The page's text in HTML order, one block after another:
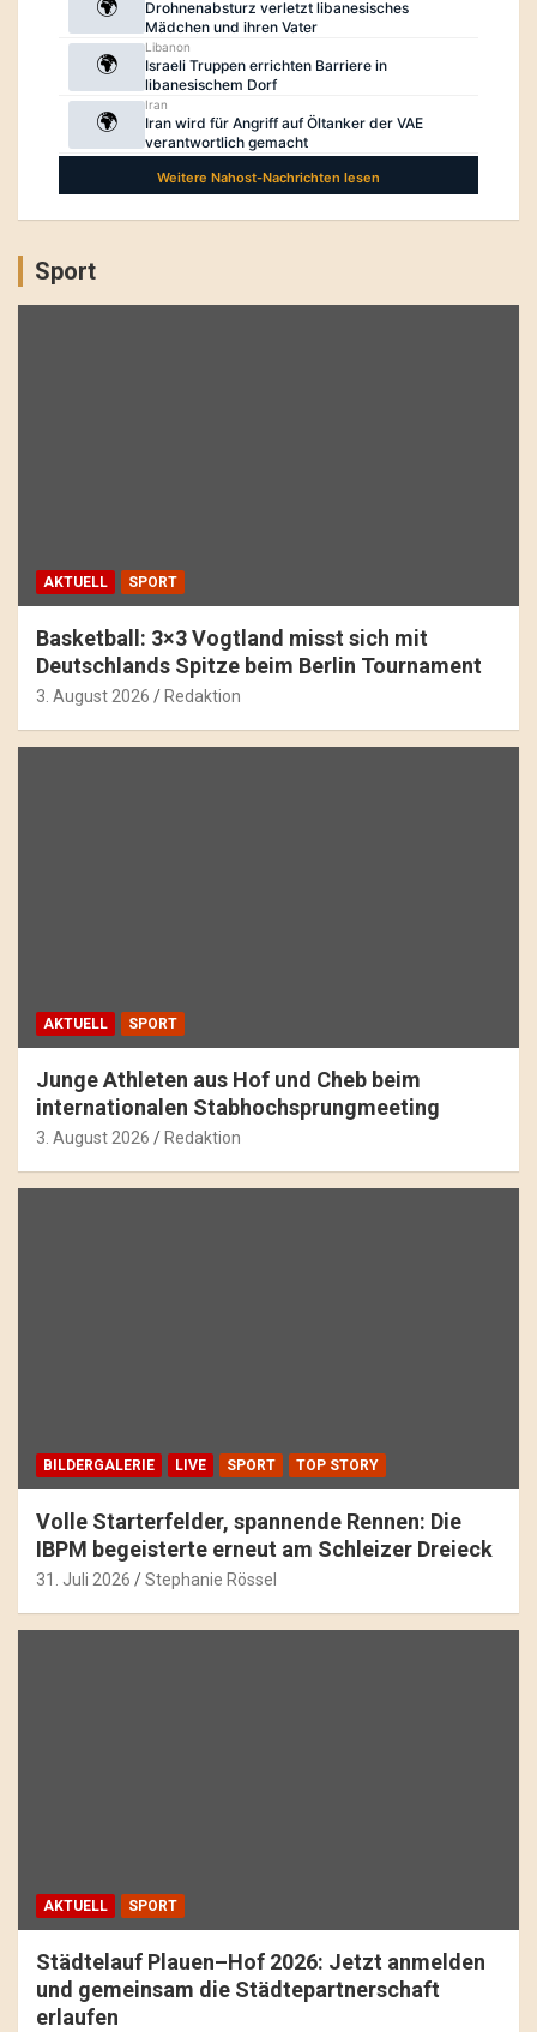
Sport
AKTUELL SPORT
Basketball: 3×3 Vogtland misst sich mit
Deutschlands Spitze beim Berlin Tournament
3. August 2026 Redaktion
AKTUELL SPORT
Junge Athleten aus Hof und Cheb beim
internationalen Stabhochsprungmeeting
3. August 2026 Redaktion
BILDERGALERIE LIVE SPORT TOP STORY
Volle Starterfelder, spannende Rennen: Die
IBPM begeisterte erneut am Schleizer Dreieck
31. Juli 2026 Stephanie Rössel
AKTUELL SPORT
Städtelauf Plauen–Hof 2026: Jetzt anmelden
und gemeinsam die Städtepartnerschaft
erlaufen